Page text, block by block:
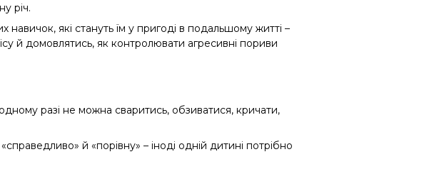
річ.
які стануть їм у пригоді в подальшому житті –
й домовлятись, як контролювати агресивні пориви
разі не можна сваритись, обзиватися, кричати,
й «порівну» – іноді одній дитині потрібно